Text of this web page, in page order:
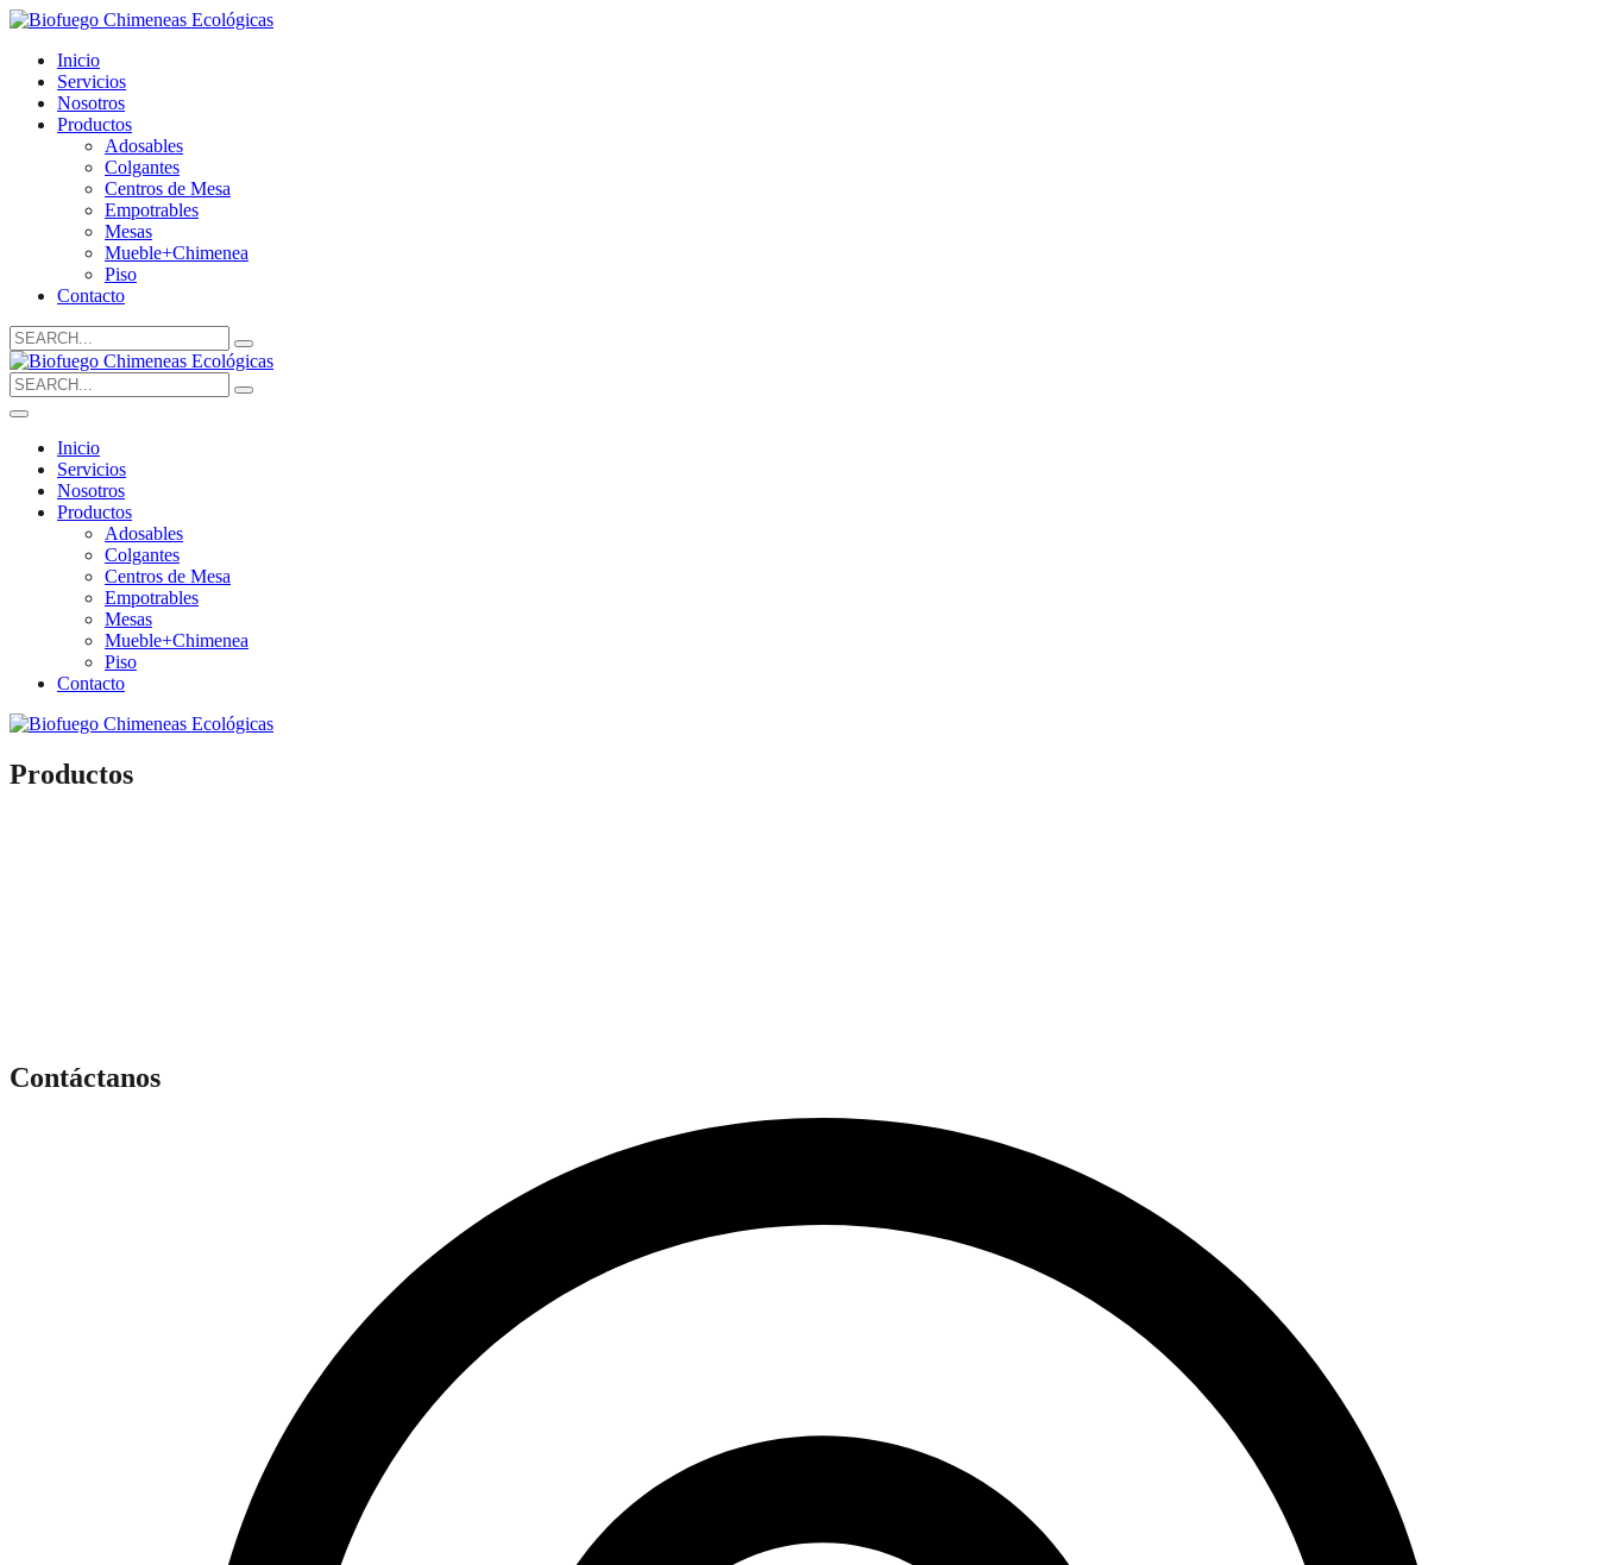
Inicio
Servicios
Nosotros
Productos
Adosables
Colgantes
Centros de Mesa
Empotrables
Mesas
Mueble+Chimenea
Piso
Contacto
Search
for:
Search
for:
Inicio
Servicios
Nosotros
Productos
Adosables
Colgantes
Centros de Mesa
Empotrables
Mesas
Mueble+Chimenea
Piso
Contacto
Productos
Contáctanos